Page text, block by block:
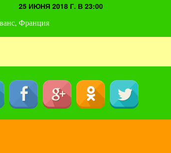
25 ИЮНЯ 2018 Г. В 23:00
Франция